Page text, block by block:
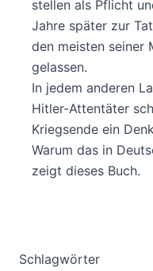
stellen als Pflicht
Jahre später zur
den meisten seiner
gelassen.
In jedem anderen
Hitler-Attentäter
Kriegsende ein
Warum das in
zeigt dieses Buch.
Schlagwörter